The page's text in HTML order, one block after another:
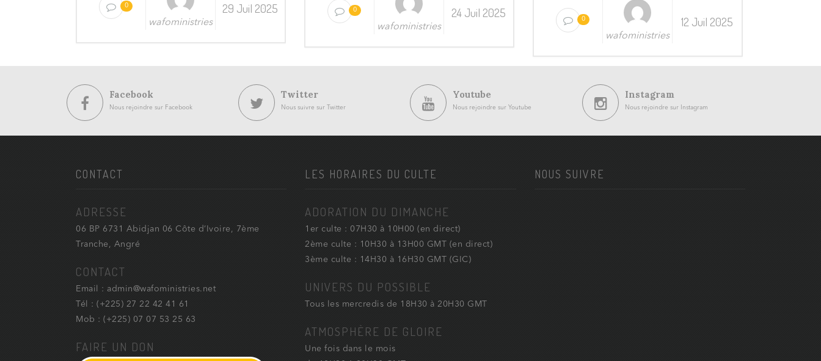
0
wafoministries
29 Juil 2025 0
wafoministries
24 Juil 2025 0
wafoministries
12 Juil 2025
Facebook
Nous rejoindre sur Facebook
Twitter
Nous suivre sur Twitter
Youtube
Nous rejoindre sur Youtube
Instagram
Nous rejoindre sur Instagram
CONTACT
ADRESSE
06 BP 6731 Abidjan 06 Côte d’Ivoire, 7ème
Tranche, Angré
CONTACT
Email : admin@wafoministries.net
Tél : (+225) 27 22 42 41 61
Mob : (+225) 07 07 53 25 63
FAIRE UN DON
LES HORAIRES DU CULTE
ADORATION DU DIMANCHE
1er culte : 07H30 à 10H00 (en direct)
2ème culte : 10H30 à 13H00 GMT (en direct)
3ème culte : 14H30 à 16H30 GMT (GIC)
UNIVERS DU POSSIBLE
Tous les mercredis de 18H30 à 20H30 GMT
ATMOSPHÈRE DE GLOIRE
Une fois dans le mois
NOUS SUIVRE